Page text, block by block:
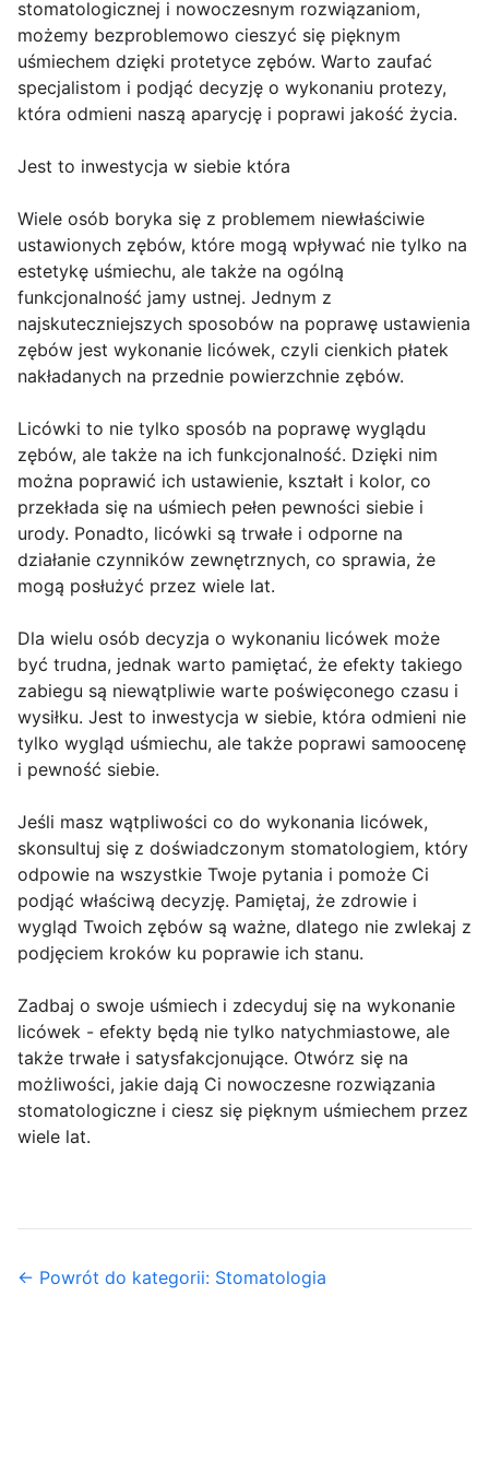
stomatologicznej i nowoczesnym rozwiązaniom,
możemy bezproblemowo cieszyć się pięknym
uśmiechem dzięki protetyce zębów. Warto zaufać
specjalistom i podjąć decyzję o wykonaniu protezy,
która odmieni naszą aparycję i poprawi jakość życia.
Jest to inwestycja w siebie która
Wiele osób boryka się z problemem niewłaściwie
ustawionych zębów, które mogą wpływać nie tylko na
estetykę uśmiechu, ale także na ogólną
funkcjonalność jamy ustnej. Jednym z
najskuteczniejszych sposobów na poprawę ustawienia
zębów jest wykonanie licówek, czyli cienkich płatek
nakładanych na przednie powierzchnie zębów.
Licówki to nie tylko sposób na poprawę wyglądu
zębów, ale także na ich funkcjonalność. Dzięki nim
można poprawić ich ustawienie, kształt i kolor, co
przekłada się na uśmiech pełen pewności siebie i
urody. Ponadto, licówki są trwałe i odporne na
działanie czynników zewnętrznych, co sprawia, że
mogą posłużyć przez wiele lat.
Dla wielu osób decyzja o wykonaniu licówek może
być trudna, jednak warto pamiętać, że efekty takiego
zabiegu są niewątpliwie warte poświęconego czasu i
wysiłku. Jest to inwestycja w siebie, która odmieni nie
tylko wygląd uśmiechu, ale także poprawi samoocenę
i pewność siebie.
Jeśli masz wątpliwości co do wykonania licówek,
skonsultuj się z doświadczonym stomatologiem, który
odpowie na wszystkie Twoje pytania i pomoże Ci
podjąć właściwą decyzję. Pamiętaj, że zdrowie i
wygląd Twoich zębów są ważne, dlatego nie zwlekaj z
podjęciem kroków ku poprawie ich stanu.
Zadbaj o swoje uśmiech i zdecyduj się na wykonanie
licówek - efekty będą nie tylko natychmiastowe, ale
także trwałe i satysfakcjonujące. Otwórz się na
możliwości, jakie dają Ci nowoczesne rozwiązania
stomatologiczne i ciesz się pięknym uśmiechem przez
wiele lat.
← Powrót do kategorii: Stomatologia